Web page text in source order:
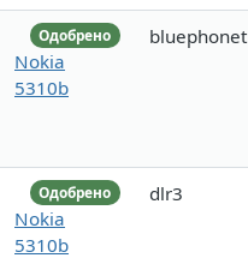
Одобрено
Nokia
5310b
bluephonet
Одобрено
Nokia
5310b
dlr3